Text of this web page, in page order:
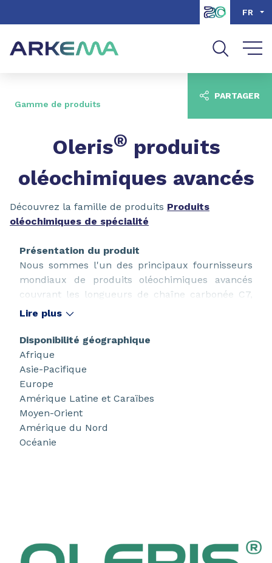
Aller à la recherche
FR
Gamme de produits
Oleris® produits
oléochimiques avancés
Découvrez la famille de produits Produits
oléochimiques de spécialité
Présentation du produit
Nous sommes l'un des principaux fournisseurs
mondiaux de produits oléochimiques avancés
couvrant les longueurs de chaîne carbonée C7,
C11 et C18. Nos intermédiaires chimiques haute
et neutres en carbone sont votre partenaire de
confiance pour les solutions de nouvelle
génération dans diverses applications.
Lire plus
Disponibilité géographique
Afrique
Asie-Pacifique
Europe
Amérique Latine et Caraïbes
Moyen-Orient
Amérique du Nord
Océanie
PARTAGER